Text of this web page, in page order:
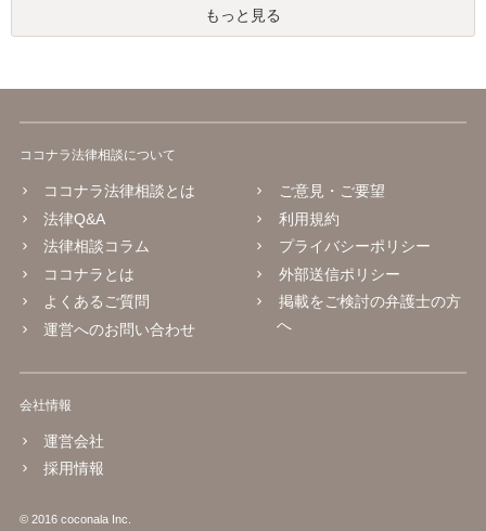
もっと見る
ココナラ法律相談について
ココナラ法律相談とは
法律Q&A
法律相談コラム
ココナラとは
よくあるご質問
運営へのお問い合わせ
ご意見・ご要望
利用規約
プライバシーポリシー
外部送信ポリシー
掲載をご検討の弁護士の方
へ
会社情報
運営会社
採用情報
© 2016 coconala Inc.